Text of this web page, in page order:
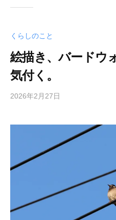
くらしのこと
絵描き、バードウ
気付く。
2026年2月27日
尚